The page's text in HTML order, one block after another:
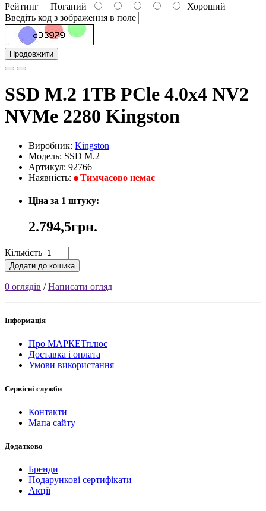
Рейтинг Поганий
Хороший
Введіть код з зображення в поле
Продовжити
SSD M.2 1TB PCle 4.0x4 NV2
NVMe 2280 Kingston
Виробник: Kingston
Модель: SSD M.2
Артикул: 92766
Наявність:
Тимчасово немає
Ціна за 1 штуку:
2.794,5грн.
Кількість
Додати до кошика
0 оглядів /Написати огляд
Інформація
Про МАРКЕТплюс
Доставка і оплата
Умови використання
Сервісні служби
Контакти
Мапа сайту
Додатково
Бренди
Подарункові сертифікати
Акції